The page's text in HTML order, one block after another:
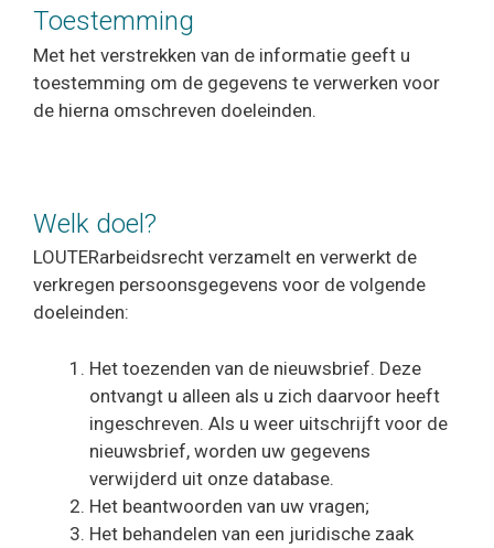
Toestemming
Met het verstrekken van de informatie geeft u
toestemming om de gegevens te verwerken voor
de hierna omschreven doeleinden.
Welk doel?
LOUTERarbeidsrecht verzamelt en verwerkt de
verkregen persoonsgegevens voor de volgende
doeleinden:
Het toezenden van de nieuwsbrief. Deze
ontvangt u alleen als u zich daarvoor heeft
ingeschreven. Als u weer uitschrijft voor de
nieuwsbrief, worden uw gegevens
verwijderd uit onze database.
Het beantwoorden van uw vragen;
Het behandelen van een juridische zaak